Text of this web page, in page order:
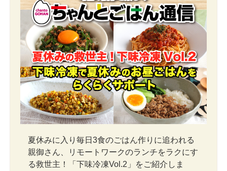
夏休みに入り毎日3食のごはん作りに追われる
親御さん、リモートワークのランチをラクにす
る救世主！「下味冷凍Vol.2」をご紹介しま